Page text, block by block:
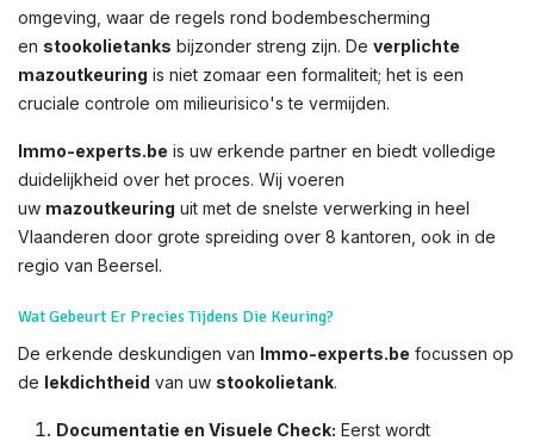
omgeving, waar de regels rond bodembescherming
en stookolietanks bijzonder streng zijn. De verplichte
mazoutkeuring is niet zomaar een formaliteit; het is een
cruciale controle om milieurisico's te vermijden.
Immo-experts.be is uw erkende partner en biedt volledige
duidelijkheid over het proces. Wij voeren
uw mazoutkeuring uit met de snelste verwerking in heel
Vlaanderen door grote spreiding over 8 kantoren, ook in de
regio van Beersel.
Wat Gebeurt Er Precies Tijdens Die Keuring?
De erkende deskundigen van Immo-experts.be focussen op
de lekdichtheid van uw stookolietank.
Documentatie en Visuele Check: Eerst wordt